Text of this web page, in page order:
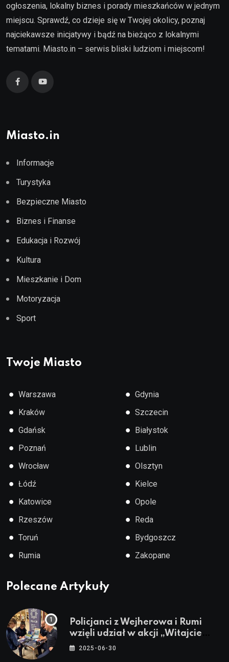
ogłoszenia, lokalny biznes i porady mieszkańców w jednym
miejscu. Sprawdź, co dzieje się w Twojej okolicy, poznaj
najciekawsze inicjatywy i bądź na bieżąco z lokalnymi
tematami. Miasto.in – serwis bliski ludziom i miejscom!
Miasto.in
Informacje
Turystyka
Bezpieczne Miasto
Biznes i Finanse
Edukacja i Rozwój
Kultura
Mieszkanie i Dom
Motoryzacja
Sport
Twoje Miasto
● Warszawa
● Kraków
● Gdańsk
● Poznań
● Wrocław
● Łódź
● Katowice
● Rzeszów
● Toruń
● Rumia
● Gdynia
● Szczecin
● Białystok
● Lublin
● Olsztyn
● Kielce
● Opole
● Reda
● Bydgoszcz
● Zakopane
Polecane Artykuły
Policjanci z Wejherowa i Rumi
wzięli udział w akcji „Witajcie
Wakacje”
2025-06-30